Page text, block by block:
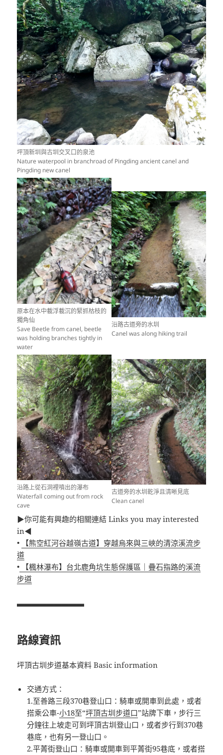
坪頂新圳與古圳交叉口的泉池
Nature waterpool in branchroad of Pingding ancient canel and
Pingding new canel
原本在水中載浮載沉的緊抓枯枝的
獨角仙
Save Beetle from canel, beetle
was holding branches tightly in
water
沿路古道旁的水圳
Canel was along hiking trail
沿路上從石洞裡噴出的瀑布
Waterfall coming out from rock
cave
古道旁的水圳乾淨且清晰見底
Clean canel
▶你可能有興趣的相關連結 Links you may interested
in◀
•
【熊空紅河谷越嶺古道】穿越烏來與三峽的清涼溪流步
道
• 【楓林瀑布】台北鹿角坑生態保護區｜疊石指路的溪流
步道
▃▃▃▃▃▃▃▃▃
路線資訊
坪頂古圳步道基本資料 Basic information
交通方式：
1.至善路三段370巷登山口：騎車或開車到此處，或者
搭乘公車-小18至“坪頂古圳步道口”站牌下車，步行三
分鐘往上坡走可到坪頂古圳登山口，或者步行到370巷
巷底，也有另一登山口。
2.平菁街登山口：騎車或開車到平菁街95巷底，或者搭